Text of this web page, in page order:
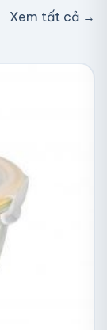
Xem tất cả →